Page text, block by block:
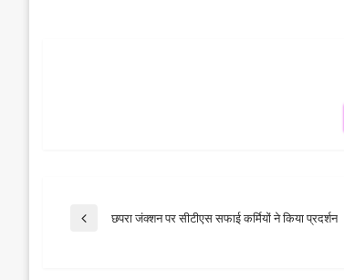
Post
Previous
छपरा जंक्शन पर सीटीएस सफाई कर्मियों ने किया प्रदर्शन